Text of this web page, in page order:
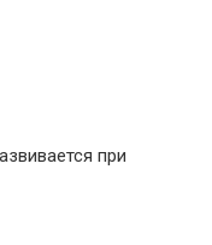
при